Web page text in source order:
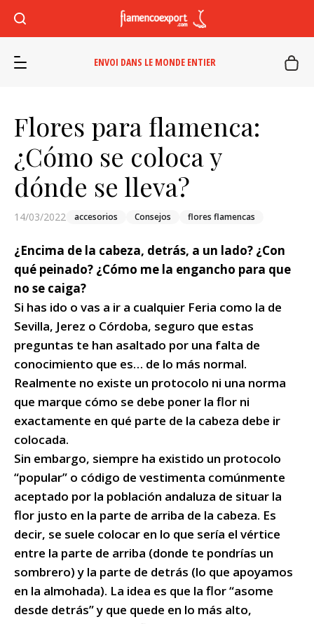
ENVOI DANS LE MONDE ENTIER
Flores para flamenca:
¿Cómo se coloca y
dónde se lleva?
14/03/2022 accesorios Consejos flores flamencas
¿Encima de la cabeza, detrás, a un lado? ¿Con
qué peinado? ¿Cómo me la engancho para que
no se caiga?
Si has ido o vas a ir a cualquier Feria como la de
Sevilla, Jerez o Córdoba, seguro que estas
preguntas te han asaltado por una falta de
conocimiento que es… de lo más normal.
Realmente no existe un protocolo ni una norma
que marque cómo se debe poner la flor ni
exactamente en qué parte de la cabeza debe ir
colocada.
Sin embargo, siempre ha existido un protocolo
“popular” o código de vestimenta comúnmente
aceptado por la población andaluza de situar la
flor justo en la parte de arriba de la cabeza. Es
decir, se suele colocar en lo que sería el vértice
entre la parte de arriba (donde te pondrías un
sombrero) y la parte de detrás (lo que apoyamos
en la almohada). La idea es que la flor “asome
desde detrás” y que quede en lo más alto,